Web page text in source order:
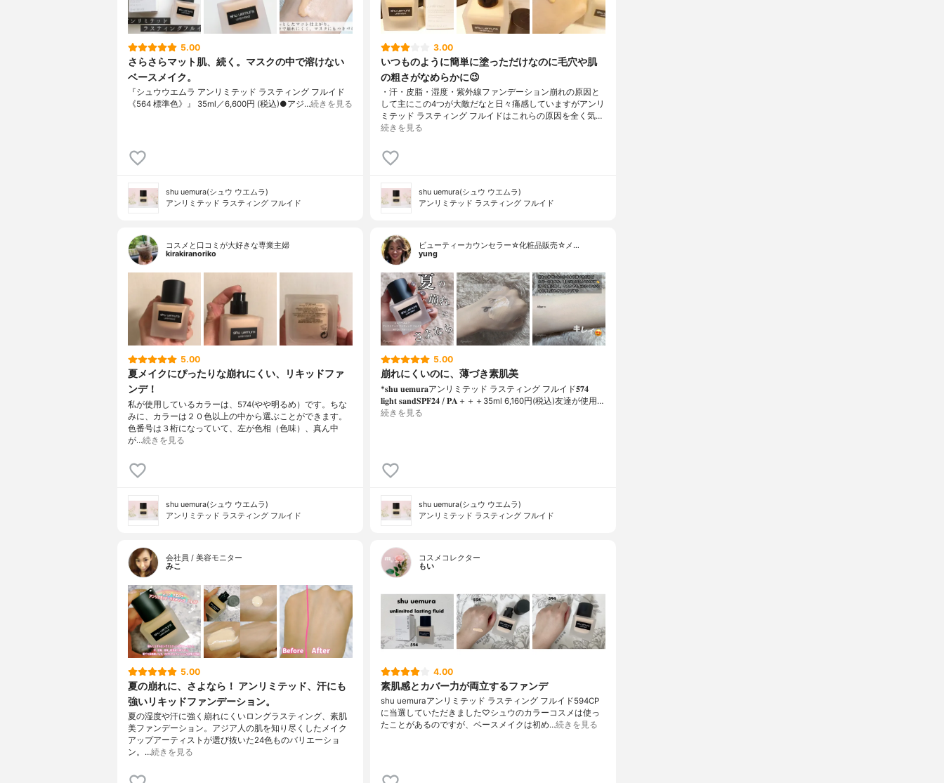
5.00
さらさらマット肌、続く。マスクの中で溶けない
ベースメイク。
『シュウウエムラ アンリミテッド ラスティング フルイド
《564 標準色》』 35ml／6,600円 (税込)●アジ…続きを見る
shu uemura(シュウ ウエムラ)
アンリミテッド ラスティング フルイド
3.00
いつものように簡単に塗っただけなのに毛穴や肌
の粗さがなめらかに😉
・汗・皮脂・湿度・紫外線ファンデーション崩れの原因と
して主にこの4つが大敵だなと日々痛感していますがアンリ
ミテッド ラスティング フルイドはこれらの原因を全く気…
続きを見る
shu uemura(シュウ ウエムラ)
アンリミテッド ラスティング フルイド
コスメと口コミが大好きな専業主婦
kirakiranoriko
5.00
夏メイクにぴったりな崩れにくい、リキッドファ
ンデ！
私が使用しているカラーは、574(やや明るめ）です。ちな
みに、カラーは２０色以上の中から選ぶことができます。
色番号は３桁になっていて、左が色相（色味）、真ん中
が…続きを見る
shu uemura(シュウ ウエムラ)
アンリミテッド ラスティング フルイド
ビューティーカウンセラー☆化粧品販売☆メ…
yung
5.00
崩れにくいのに、薄づき素肌美
*𝐬𝐡𝐮 𝐮𝐞𝐦𝐮𝐫𝐚アンリミテッド ラスティング フルイド𝟓𝟕𝟒
𝐥𝐢𝐠𝐡𝐭 𝐬𝐚𝐧𝐝𝐒𝐏𝐅𝟐𝟒 / 𝐏𝐀＋＋＋⁡35ml 6,160円(税込)⁡友達が使用…
続きを見る
shu uemura(シュウ ウエムラ)
アンリミテッド ラスティング フルイド
会社員 / 美容モニター
みこ
5.00
夏の崩れに、さよなら！ アンリミテッド、汗にも
強いリキッドファンデーション。
夏の湿度や汗に強く崩れにくいロングラスティング、素肌
美ファンデーション。アジア人の肌を知り尽くしたメイク
アップアーティストが選び抜いた24色ものバリエーショ
ン。…続きを見る
コスメコレクター
もい
4.00
素肌感とカバー力が両立するファンデ
shu uemuraアンリミテッド ラスティング フルイド594CP
に当選していただきました♡シュウのカラーコスメは使っ
たことがあるのですが、ベースメイクは初め…続きを見る